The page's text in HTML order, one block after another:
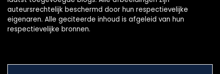
auteursrechtelijk beschermd door hun respectievelijke
eigenaren. Alle geciteerde inhoud is afgeleid van hun
respectievelijke bronnen.